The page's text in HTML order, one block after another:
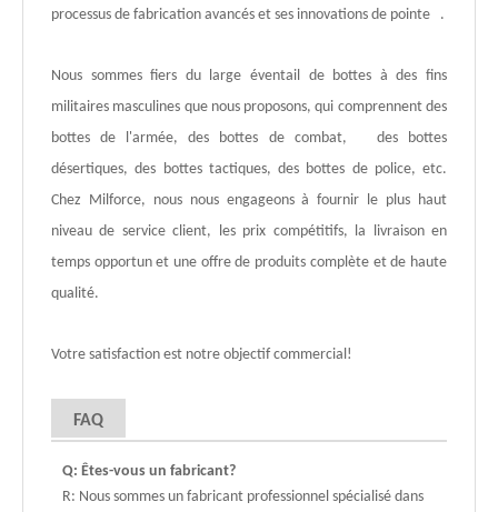
processus de fabrication avancés et ses innovations de pointe .
Nous sommes fiers du large éventail de bottes à des fins
militaires masculines que nous proposons, qui comprennent des
bottes de l'armée, des bottes de combat, des bottes
désertiques, des bottes tactiques, des bottes de police, etc.
Chez Milforce, nous nous engageons à fournir le plus haut
niveau de service client, les prix compétitifs, la livraison en
temps opportun et une offre de produits complète et de haute
qualité.
Votre satisfaction est notre objectif commercial!
FAQ
Q: Êtes-vous un fabricant?
R: Nous sommes un fabricant professionnel spécialisé dans